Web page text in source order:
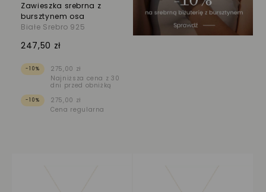
Zawieszka srebrna z
bursztynem osa
Białe Srebro 925
247,50 zł
-10%
275,00 zł
Najniższa cena z 30
dni przed obniżką
-10%
275,00 zł
Cena regularna